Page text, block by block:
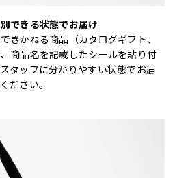
できる状態でお届け
きかねる商品（カタログギフト、
商品名を記載したシールを貼り付
タッフに分かりやすい状態でお届
ださい。